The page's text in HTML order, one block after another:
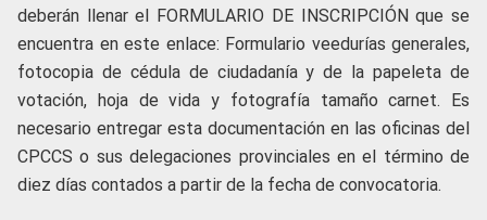
deberán llenar el FORMULARIO DE INSCRIPCIÓN que se
encuentra en este enlace: Formulario veedurías generales,
fotocopia de cédula de ciudadanía y de la papeleta de
votación, hoja de vida y fotografía tamaño carnet. Es
necesario entregar esta documentación en las oficinas del
CPCCS o sus delegaciones provinciales en el término de
diez días contados a partir de la fecha de convocatoria.